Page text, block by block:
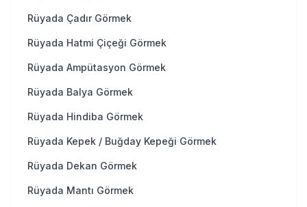
Rüyada Çadır Görmek
Rüyada Hatmi Çiçeği Görmek
Rüyada Ampütasyon Görmek
Rüyada Balya Görmek
Rüyada Hindiba Görmek
Rüyada Kepek / Buğday Kepeği Görmek
Rüyada Dekan Görmek
Rüyada Mantı Görmek